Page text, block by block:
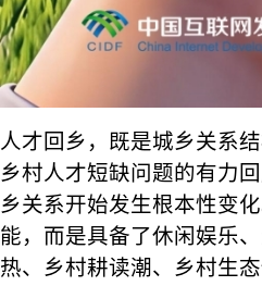
人才回乡，既是城乡关系
乡村人才短缺问题的有力
乡关系开始发生根本性变
能，而是具备了休闲娱乐
热、乡村耕读潮、乡村生